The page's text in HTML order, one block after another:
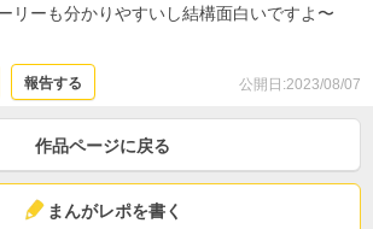
リーも分かりやすいし結構面白いですよ〜
公開日:2023/08/07
報告する
作品ページに戻る
まんがレポを書く